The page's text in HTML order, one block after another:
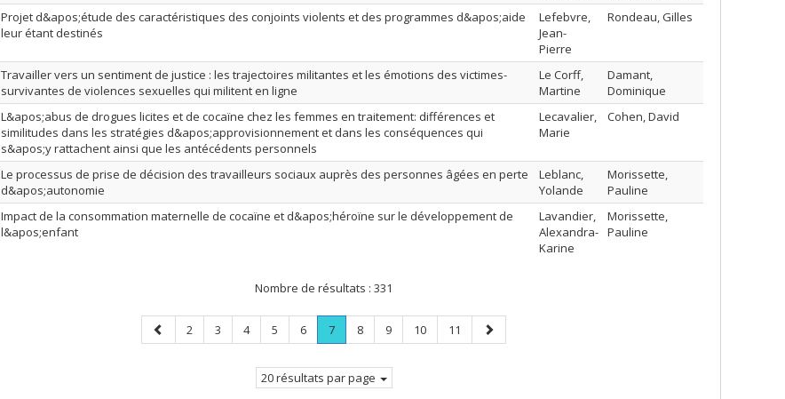
Projet d&apos;étude des caractéristiques des conjoints violents et des programmes d&apos;aide
leur étant destinés
Lefebvre,
Jean-
Pierre
Rondeau, Gilles
Travailler vers un sentiment de justice : les trajectoires militantes et les émotions des victimes-
survivantes de violences sexuelles qui militent en ligne
Le Corff,
Martine
Damant,
Dominique
L&apos;abus de drogues licites et de cocaïne chez les femmes en traitement: différences et
similitudes dans les stratégies d&apos;approvisionnement et dans les conséquences qui
s&apos;y rattachent ainsi que les antécédents personnels
Lecavalier,
Marie
Cohen, David
Le processus de prise de décision des travailleurs sociaux auprès des personnes âgées en perte
d&apos;autonomie
Leblanc,
Yolande
Morissette,
Pauline
Impact de la consommation maternelle de cocaïne et d&apos;héroïne sur le développement de
l&apos;enfant
Lavandier,
Alexandra-
Karine
Morissette,
Pauline
Nombre de résultats : 331
Page
précédente
Page
2 Page
3 Page
4 Page
5 Page
6 Page
7.
Page
Page
8 Page
9 Page
10 Page
11
Page
suivante
20 résultats par page